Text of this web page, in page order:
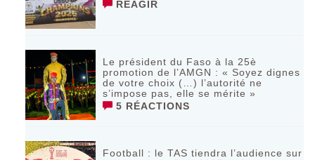
RÉAGIR
Le président du Faso à la 25è
promotion de l’AMGN : « Soyez dignes
de votre choix (…) l’autorité ne
s’impose pas, elle se mérite »
5 RÉACTIONS
Football : le TAS tiendra l’audience sur